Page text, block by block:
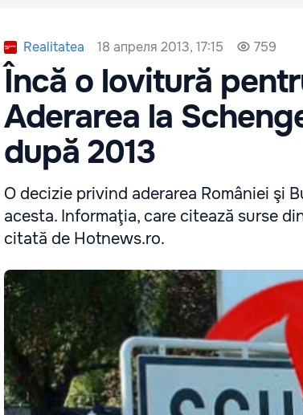
Realitatea 18 апреля 2013, 17:15 759
Încă o lovitură
Aderarea la
după 2013
O decizie privind aderarea României şi
acesta. Informaţia, care citează surse
citată de Hotnews.ro.